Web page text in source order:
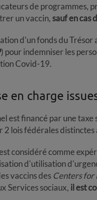
de programmes,
un vaccin,sauf en cas
d'un fonds du
) pour indemniser les
Covid-19.
en charge
est financé par une taxe
lois fédérales
considéré comme
d'utilisation
vaccins des Centers for
Services sociaux, il est